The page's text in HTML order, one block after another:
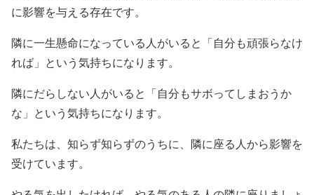
に影響を与える存在です。
隣に一生懸命になっている人がいると「自分も頑張らなけ
れば」という気持ちになります。
隣にだらしない人がいると「自分もサボってしまおうか
な」という気持ちになります。
私たちは、知らず知らずのうちに、隣に座る人から影響を
受けています。